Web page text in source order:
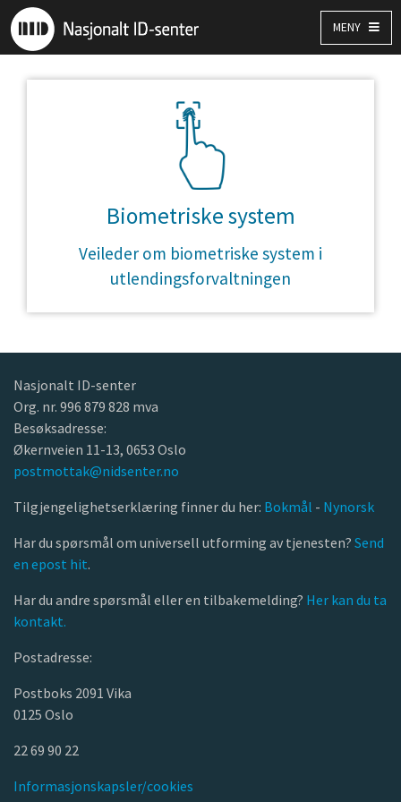
MENY
Biometriske system
Veileder om biometriske system i
utlendingsforvaltningen
Nasjonalt ID-senter
Org. nr. 996 879 828 mva
Besøksadresse:
Økernveien 11-13, 0653 Oslo
postmottak@nidsenter.no
Tilgjengelighetserklæring finner du her: Bokmål - Nynorsk
Har du spørsmål om universell utforming av tjenesten? Send
en epost hit.
Har du andre spørsmål eller en tilbakemelding? Her kan du ta
kontakt.
Postadresse:
Postboks 2091 Vika
0125 Oslo
22 69 90 22
Informasjonskapsler/cookies